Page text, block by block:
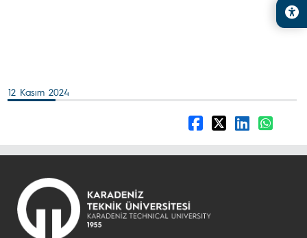
12 Kasım 2024